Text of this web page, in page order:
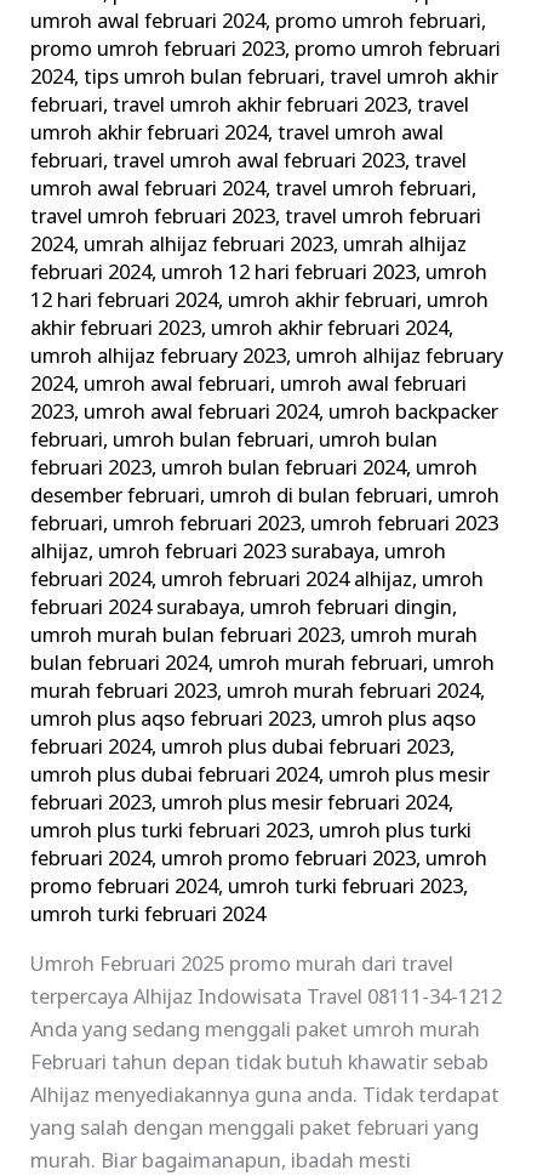
umroh awal februari 2024, promo umroh februari,
promo umroh februari 2023, promo umroh februari
2024,tips umroh bulan februari,travel umroh akhir
februari,travel umroh akhir februari 2023,travel
umroh akhir februari 2024,travel umroh awal
februari,travel umroh awal februari 2023,travel
umroh awal februari 2024,travel umroh februari,
travel umroh februari 2023,travel umroh februari
2024, umrah alhijaz februari 2023, umrah alhijaz
februari 2024, umroh 12 hari februari 2023, umroh
12 hari februari 2024, umroh akhir februari, umroh
akhir februari 2023, umroh akhir februari 2024,
umroh alhijaz february 2023, umroh alhijaz february
2024, umroh awal februari, umroh awal februari
2023, umroh awal februari 2024, umroh backpacker
februari, umroh bulan februari, umroh bulan
februari 2023, umroh bulan februari 2024, umroh
desember februari, umroh di bulan februari, umroh
februari, umroh februari 2023, umroh februari 2023
alhijaz, umroh februari 2023 surabaya, umroh
februari 2024, umroh februari 2024 alhijaz, umroh
februari 2024 surabaya, umroh februari dingin,
umroh murah bulan februari 2023, umroh murah
bulan februari 2024, umroh murah februari, umroh
murah februari 2023, umroh murah februari 2024,
umroh plus aqso februari 2023, umroh plus aqso
februari 2024, umroh plus dubai februari 2023,
umroh plus dubai februari 2024, umroh plus mesir
februari 2023, umroh plus mesir februari 2024,
umroh plus turki februari 2023, umroh plus turki
februari 2024, umroh promo februari 2023, umroh
promo februari 2024, umroh turki februari 2023,
umroh turki februari 2024
Umroh Februari 2025 promo murah dari travel
terpercaya Alhijaz Indowisata Travel 08111-34-1212
Anda yang sedang menggali paket umroh murah
Februari tahun depan tidak butuh khawatir sebab
Alhijaz menyediakannya guna anda. Tidak terdapat
yang salah dengan menggali paket februari yang
murah. Biar bagaimanapun, ibadah mesti